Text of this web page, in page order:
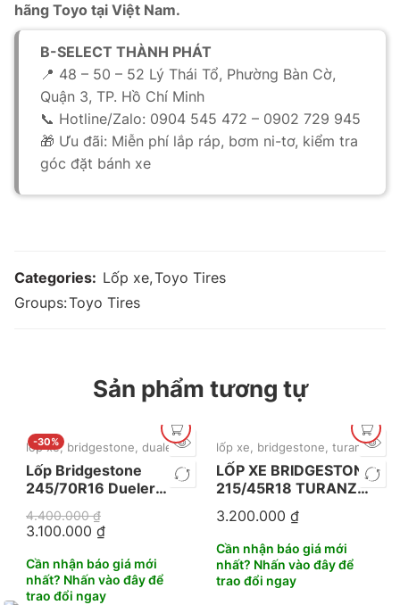
hãng Toyo tại Việt Nam.
B-SELECT THÀNH PHÁT
📍 48 – 50 – 52 Lý Thái Tổ, Phường Bàn Cờ,
Quận 3, TP. Hồ Chí Minh
📞 Hotline/Zalo: 0904 545 472 – 0902 729 945
🎁 Ưu đãi: Miễn phí lắp ráp, bơm ni-tơ, kiểm tra
góc đặt bánh xe
Categories: Lốp xe,Toyo Tires
Groups:Toyo Tires
Sản phẩm tương tự
-30%
lốp xe, bridgestone, dualer
Lốp Bridgestone
245/70R16 Dueler
689
4.400.000₫
3.100.000 ₫
Cần nhận báo giá mới
nhất? Nhấn vào đây để
trao đổi ngay
lốp xe, bridgestone, turanza ,
LỐP XE BRIDGESTONE
215/45R18 TURANZA
T06
3.200.000 ₫
Cần nhận báo giá mới
nhất? Nhấn vào đây để
trao đổi ngay